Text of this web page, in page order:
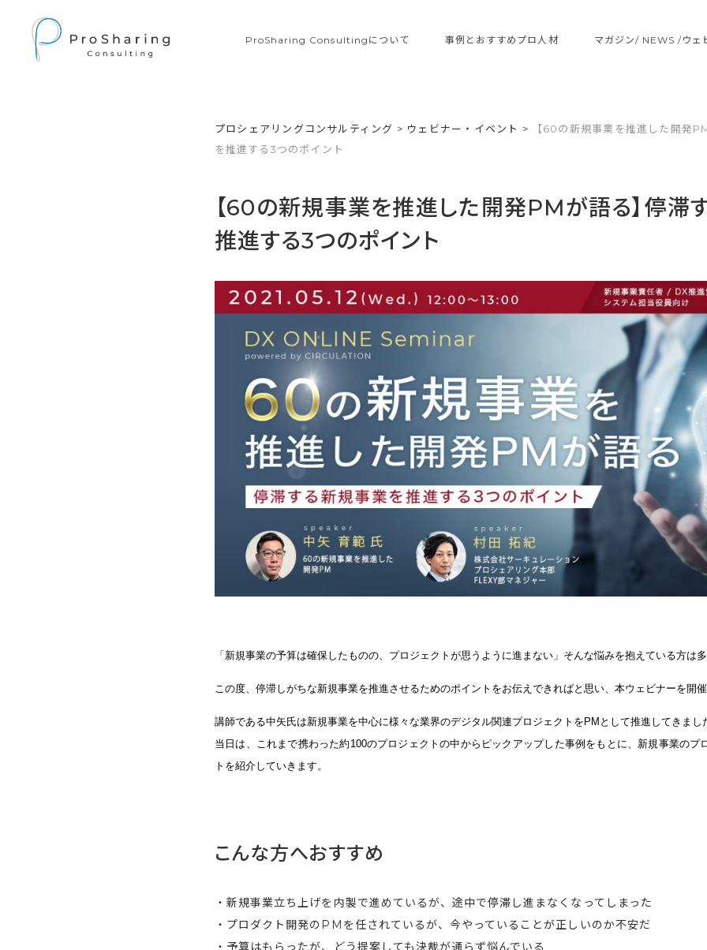
ProSharing Consultingについて 事例とおすすめプロ人材 マガジン/ NEWS /ウェ
プロシェアリングコンサルティング > ウェビナー・イベント >
【60の新規事業を推進した開発
を推進する3つのポイント
【60の新規事業を推進した開発PMが語る】停滞
推進する3つのポイント
「新規事業の予算は確保したものの、プロジェクトが思うように進まない」そんな悩みを抱えている方は
この度、停滞しがちな新規事業を推進させるためのポイントをお伝えできればと思い、本ウェビナーを開催
講師である中矢氏は新規事業を中心に様々な業界のデジタル関連プロジェクトをPMとして推進してきまし
当日は、これまで携わった約100のプロジェクトの中からピックアップした事例をもとに、新規事業のプ
トを紹介していきます。
こんな方へおすすめ
・新規事業立ち上げを内製で進めているが、途中で停滞し進まなくなってしまった
・プロダクト開発のPMを任されているが、今やっていることが正しいのか不安だ
・予算はもらったが、どう提案しても決裁が通らず悩んでいる